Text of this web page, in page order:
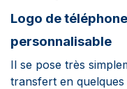
Logo de
personnalisable
Il se pose très
transfert en